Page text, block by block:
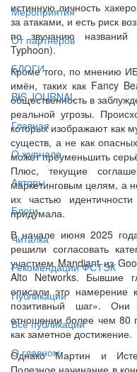
Мероприятия
От партнёров
БЛОГИ
BIS JOURNAL
Главная
О журнале
Авторы
Блоги
Читалка
Рекомендации ФСТЭК
Публикации
Все публикации
О главном
истинную личность
за атаками, и есть риск
по звучанию
Typhoon).
Кроме того, по мнению
имён, таких как Fancy
общественность в
реальной угрозы.
которых изображают как
существ, а не как
может преуменьшить
Плюс, текущие
маркетинговым целям, а
их частью
придумала.
В начале июня 2025
решили согласовать
участием Mandiant из
Alto Networks. Бывшие
описали это намерение
позитивный шаг». Они
отношении более чем 80
как заметное достижение.
Однако Мартин и
Полезное начинание в